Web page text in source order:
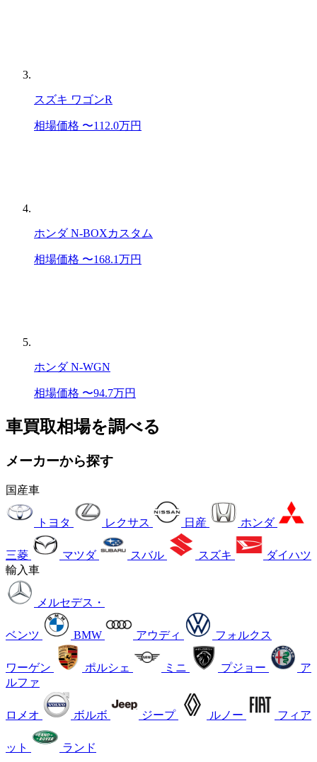
スズキ ワゴンR
相場価格 〜112.0万円
ホンダ N-BOXカスタム
相場価格 〜168.1万円
ホンダ N-WGN
相場価格 〜94.7万円
車買取相場を調べる
メーカーから探す
国産車
トヨタ レクサス 日産 ホンダ
三菱 マツダ スバル スズキ
ダイハツ
輸入車
メルセデス・
ベンツ BMW アウディ フォルクス
ワーゲン ポルシェ ミニ プジョー
ア
ルファ
ロメオ ボルボ ジープ ルノー フィア
ット ランド